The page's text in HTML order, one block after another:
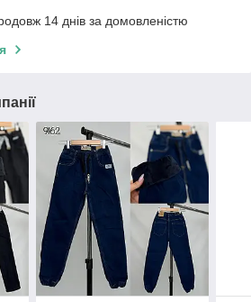
14 днів за домовленістю